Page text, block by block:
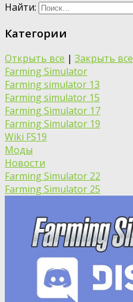
Найти:
Категории
Открыть все | Закрыть все
Farming Simulator
Farming simulator 13
Farming simulator 15
Farming Simulator 17
Farming Simulator 19
Wiki FS19
Моды
Новости
Farming Simulator 22
Farming Simulator 25